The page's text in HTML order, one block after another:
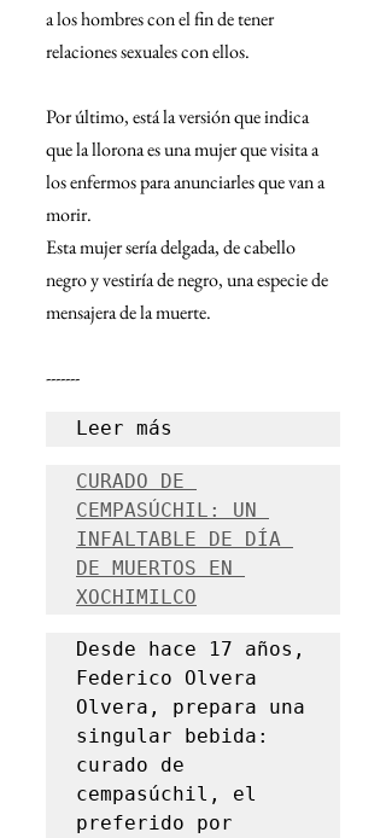
a los hombres con el fin de tener
relaciones sexuales con ellos.
Por último, está la versión que indica
que la llorona es una mujer que visita a
los enfermos para anunciarles que van a
morir.
Esta mujer sería delgada, de cabello
negro y vestiría de negro, una especie de
mensajera de la muerte.
-------
Leer más
CURADO DE
CEMPASÚCHIL: UN
INFALTABLE DE DÍA
DE MUERTOS EN
XOCHIMILCO
Desde hace 17 años,
Federico Olvera
Olvera, prepara una
singular bebida:
curado de
cempasúchil, el
preferido por